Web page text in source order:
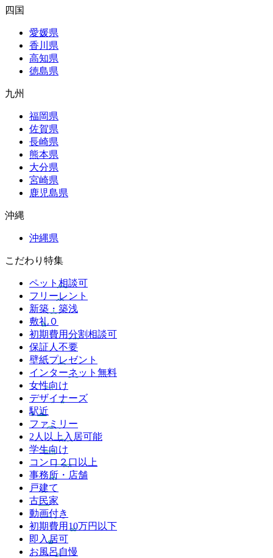
四国
愛媛県
香川県
高知県
徳島県
九州
福岡県
佐賀県
長崎県
熊本県
大分県
宮崎県
鹿児島県
沖縄
沖縄県
こだわり特集
ペット相談可
フリーレント
新築・築浅
敷礼０
初期費用分割相談可
保証人不要
壁紙プレゼント
インターネット無料
女性向け
デザイナーズ
駅近
ファミリー
2人以上入居可能
学生向け
コンロ２口以上
事務所・店舗
戸建て
古民家
動画付き
初期費用10万円以下
即入居可
お風呂自慢